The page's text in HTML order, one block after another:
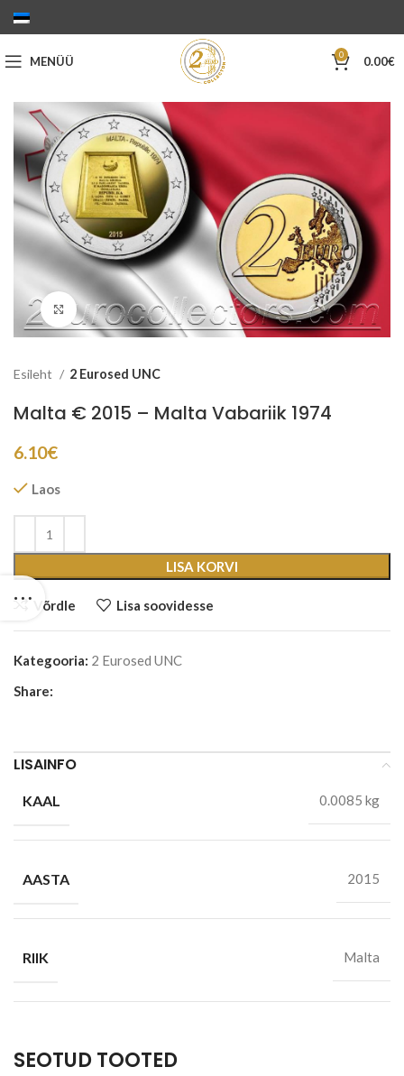
MENÜÜ 0 0.00€
Suurenda
Esileht 2 Eurosed UNC
Malta € 2015 – Malta Vabariik 1974
6.10€
Laos
LISA KORVI
Võrdle Lisa soovidesse
Kategooria: 2 Eurosed UNC
Share:
LISAINFO
KAAL 0.0085 kg
AASTA 2015
RIIK Malta
SEOTUD TOOTED